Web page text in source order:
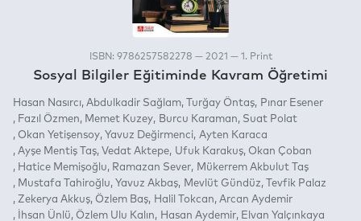
ISBN: 9786257582278 — 2021 — 1. Print
Sosyal Bilgiler Eğitiminde Kavram Öğretimi
Hasan Nasırcı Abdulkadir Sağlam Turğay Öntaş
Pınar Esener
Fazıl Özmen
Memet Kuzey Burcu Karaman
Suat Polat
Okan Yetişensoy Yavuz Değirmenci Ayten Karaca
Ayşe Mentiş Taş Vedat Aktepe Ufuk Karakuş Okan Çoban
Hatice Memişoğlu
Ramazan Sever
Mükerrem Akbulut Taş
Mustafa Tahiroğlu
Yavuz Akbaş Mevlüt Gündüz
Tevfik Palaz
Zekerya Akkuş Özlem Baş Halil Tokcan Arcan Aydemir
İhsan Ünlü
Özlem Ulu Kalın Hasan Aydemir
Elvan Yalçınkaya